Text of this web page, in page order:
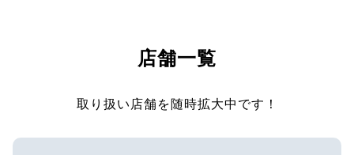
店舗一覧
取り扱い店舗を随時拡大中です！